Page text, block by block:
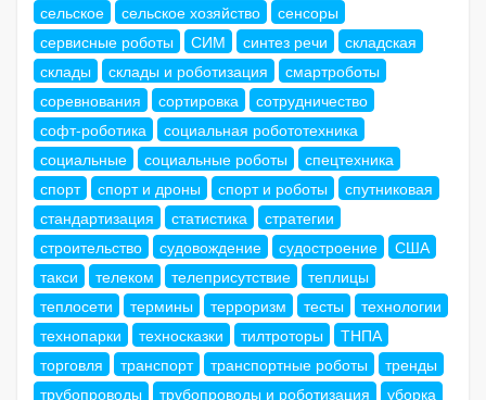
сельское
сельское хозяйство
сенсоры
сервисные роботы
СИМ синтез речи
складская
склады
склады и роботизация
смартроботы
соревнования
сортировка
сотрудничество
софт-роботика
социальная робототехника
социальные
социальные роботы
спецтехника
спорт
спорт и дроны спорт и роботы
спутниковая
стандартизация
статистика
стратегии
строительство
судовождение судостроение
США
такси
телеком телеприсутствие
теплицы
теплосети
термины терроризм тесты
технологии
технопарки
техносказки тилтроторы
ТНПА
торговля
транспорт транспортные роботы
тренды
трубопроводы
трубопроводы и роботизация
уборка